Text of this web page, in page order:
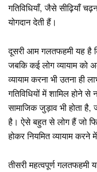
गतिविधियाँ, जैसे सीढ़ियाँ
योगदान देती हैं।
दूसरी आम गलतफहमी यह है
जबकि कई लोग व्यायाम
व्यायाम करना भी उतना ही
गतिविधियों में शामिल होने
सामाजिक जुड़ाव भी होता है,
है। ऐसे बहुत से लोग हैं जो
होकर नियमित व्यायाम करने
तीसरी महत्वपूर्ण गलतफहमी